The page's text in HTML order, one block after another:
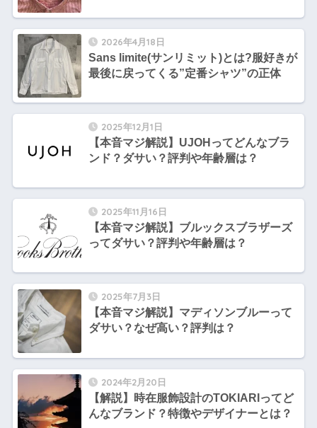
2026年4月18日
Sans limite(サンリミット)とは?服好きが
最後に戻ってくる”定番シャツ”の正体
2025年12月1日
【本音マジ解説】UJOHってどんなブラ
ンド？ダサい？評判や年齢層は？
2025年11月16日
【本音マジ解説】ブルックスブラザーズ
ってダサい？評判や年齢層は？
2025年7月3日
【本音マジ解説】マディソンブルーって
ダサい？なぜ高い？評判は？
2024年2月20日
【解説】時在服飾設計のTOKIARIってど
んなブランド？特徴やデザイナーとは？